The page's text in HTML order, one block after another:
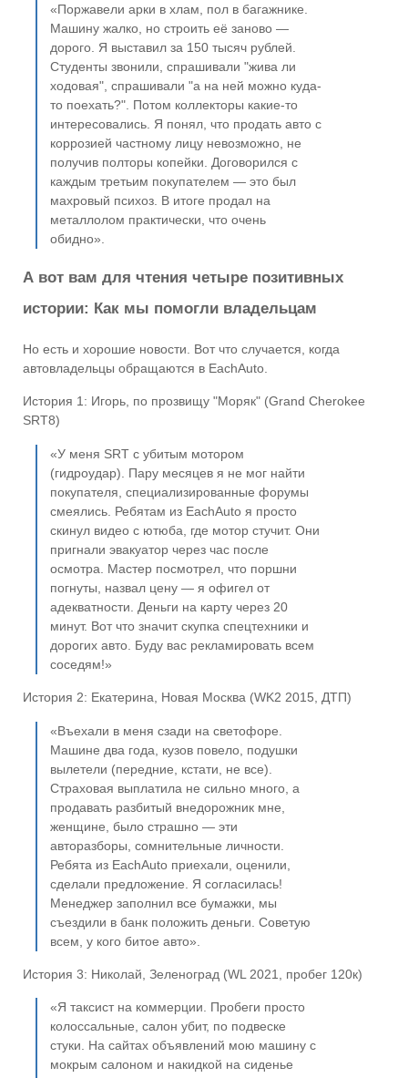
«Поржавели арки в хлам, пол в багажнике.
Машину жалко, но строить её заново —
дорого. Я выставил за 150 тысяч рублей.
Студенты звонили, спрашивали "жива ли
ходовая", спрашивали "а на ней можно куда-
то поехать?". Потом коллекторы какие-то
интересовались. Я понял, что продать авто с
коррозией частному лицу невозможно, не
получив полторы копейки. Договорился с
каждым третьим покупателем — это был
махровый психоз. В итоге продал на
металлолом практически, что очень
обидно».
А вот вам для чтения четыре позитивных
истории: Как мы помогли владельцам
Но есть и хорошие новости. Вот что случается, когда
автовладельцы обращаются в EachAuto.
История 1: Игорь, по прозвищу "Моряк" (Grand Cherokee
SRT8)
«У меня SRT с убитым мотором
(гидроудар). Пару месяцев я не мог найти
покупателя, специализированные форумы
смеялись. Ребятам из EachAuto я просто
скинул видео с ютюба, где мотор стучит. Они
пригнали эвакуатор через час после
осмотра. Мастер посмотрел, что поршни
погнуты, назвал цену — я офигел от
адекватности. Деньги на карту через 20
минут. Вот что значит скупка спецтехники и
дорогих авто. Буду вас рекламировать всем
соседям!»
История 2: Екатерина, Новая Москва (WK2 2015, ДТП)
«Въехали в меня сзади на светофоре.
Машине два года, кузов повело, подушки
вылетели (передние, кстати, не все).
Страховая выплатила не сильно много, а
продавать разбитый внедорожник мне,
женщине, было страшно — эти
авторазборы, сомнительные личности.
Ребята из EachAuto приехали, оценили,
сделали предложение. Я согласилась!
Менеджер заполнил все бумажки, мы
съездили в банк положить деньги. Советую
всем, у кого битое авто».
История 3: Николай, Зеленоград (WL 2021, пробег 120к)
«Я таксист на коммерции. Пробеги просто
колоссальные, салон убит, по подвеске
стуки. На сайтах объявлений мою машину с
мокрым салоном и накидкой на сиденье